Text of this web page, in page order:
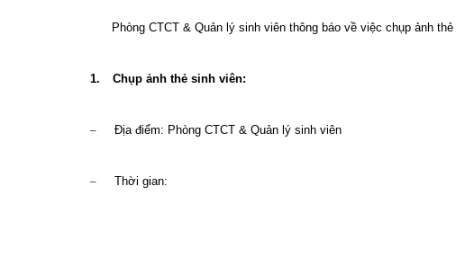
Phòng CTCT & Quản lý sinh viên thông báo về việc chụp ảnh
1. Chụp ảnh thẻ sinh viên:
– Địa điểm: Phòng CTCT & Quản lý sinh viên
– Thời gian: